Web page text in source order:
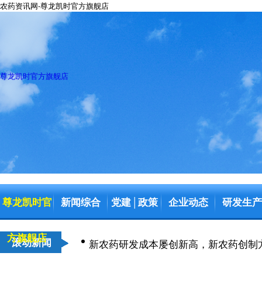
农药资讯网-尊龙凯时官方旗舰店
尊龙凯时官方旗舰店
尊龙凯时官
方旗舰店
新闻综合 党建 政策 企业动态 研发生产
滚动新闻 新农药研发成本屡创新高，新农药创制